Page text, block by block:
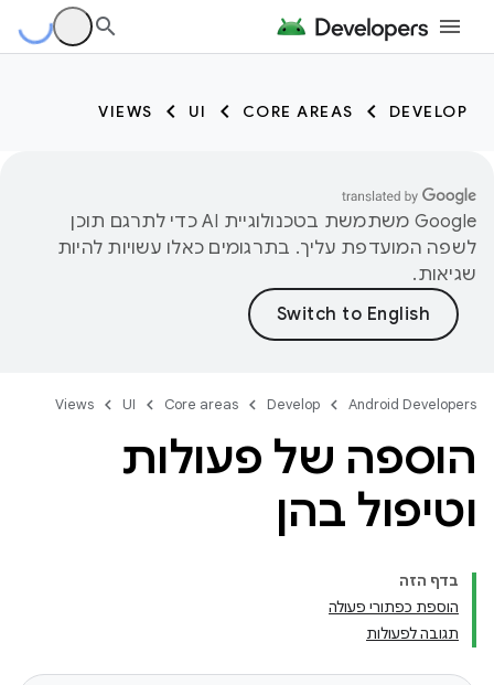
DEVELOP
CORE AREAS
UI
VIEWS
‫Google משתמשת בטכנולוגיית AI כדי לתרגם תוכן
לשפה המועדפת עליך. בתרגומים כאלו עשויות להיות
שגיאות.
Android Developers
Develop
Core areas
UI
Views
הוספה של פעולות
וטיפול בהן
בדף הזה
הוספת כפתורי פעולה
תגובה לפעולות